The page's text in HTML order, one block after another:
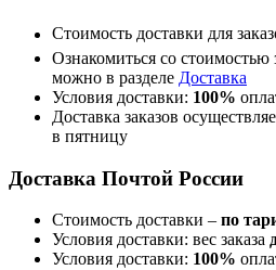
Стоимость доставки для
Ознакомиться со стоимостью
можно в разделе Доставка
Условия доставки: 100%
Доставка заказов
в пятницу
Доставка Почтой России
Стоимость доставки – по
Условия доставки: вес заказа
Условия доставки: 100%